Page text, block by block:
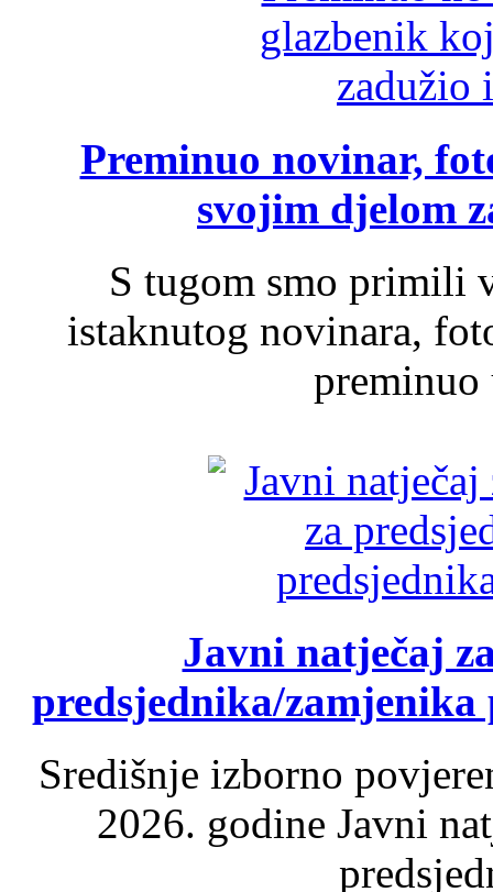
Preminuo novinar,
svojim djelom
S tugom smo primili
istaknutog novinara,
Javni natječaj
predsjednika/
Središnje izborno
2026. godine Javni